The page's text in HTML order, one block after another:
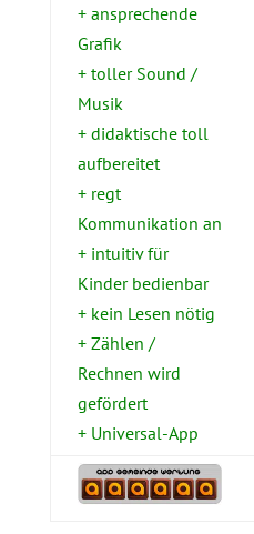
+ ansprechende
Grafik
+ toller Sound /
Musik
+ didaktische toll
aufbereitet
+ regt
Kommunikation an
+ intuitiv für
Kinder bedienbar
+ kein Lesen nötig
+ Zählen /
Rechnen wird
gefördert
+ Universal-App